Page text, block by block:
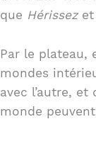
que Hérissezet
Par le plateau,
mondes
avec l’autre,
monde